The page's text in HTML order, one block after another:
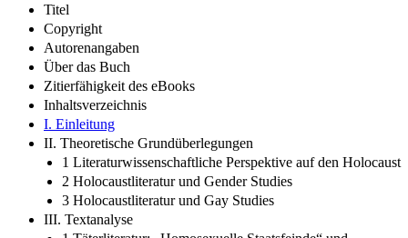
Titel
Copyright
Autorenangaben
Über das Buch
Zitierfähigkeit des eBooks
Inhaltsverzeichnis
I. Einleitung
II. Theoretische Grundüberlegungen
1 Literaturwissenschaftliche Perspektive auf den Holocaust
2 Holocaustliteratur und Gender Studies
3 Holocaustliteratur und Gay Studies
III. Textanalyse